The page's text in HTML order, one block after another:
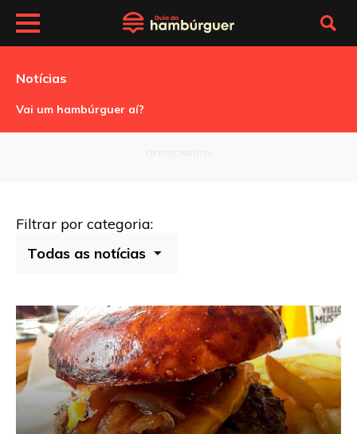
Notícias
Vai um hambúrguer aí?
Filtrar por categoria: